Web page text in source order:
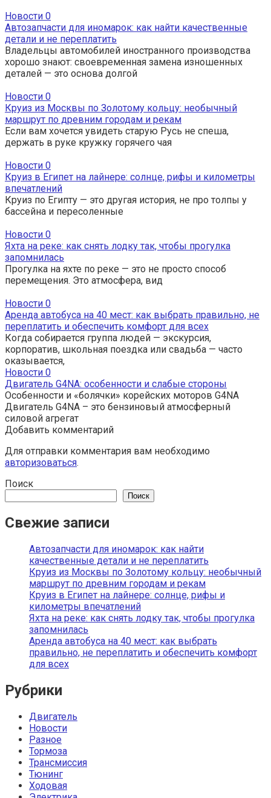
Новости 0
Автозапчасти для иномарок: как найти качественные
детали и не переплатить
Владельцы автомобилей иностранного производства
хорошо знают: своевременная замена изношенных
деталей — это основа долгой
Новости 0
Круиз из Москвы по Золотому кольцу: необычный
маршрут по древним городам и рекам
Если вам хочется увидеть старую Русь не спеша,
держать в руке кружку горячего чая
Новости 0
Круиз в Египет на лайнере: солнце, рифы и километры
впечатлений
Круиз по Египту — это другая история, не про толпы у
бассейна и пересоленные
Новости 0
Яхта на реке: как снять лодку так, чтобы прогулка
запомнилась
Прогулка на яхте по реке — это не просто способ
перемещения. Это атмосфера, вид
Новости 0
Аренда автобуса на 40 мест: как выбрать правильно, не
переплатить и обеспечить комфорт для всех
Когда собирается группа людей — экскурсия,
корпоратив, школьная поездка или свадьба — часто
оказывается,
Новости 0
Двигатель G4NA: особенности и слабые стороны
Особенности и «болячки» корейских моторов G4NA
Двигатель G4NA – это бензиновый атмосферный
силовой агрегат
Добавить комментарий
Для отправки комментария вам необходимо
авторизоваться.
Поиск
Поиск
Свежие записи
Автозапчасти для иномарок: как найти
качественные детали и не переплатить
Круиз из Москвы по Золотому кольцу: необычный
маршрут по древним городам и рекам
Круиз в Египет на лайнере: солнце, рифы и
километры впечатлений
Яхта на реке: как снять лодку так, чтобы прогулка
запомнилась
Аренда автобуса на 40 мест: как выбрать
правильно, не переплатить и обеспечить комфорт
для всех
Рубрики
Двигатель
Новости
Разное
Тормоза
Трансмиссия
Тюнинг
Ходовая